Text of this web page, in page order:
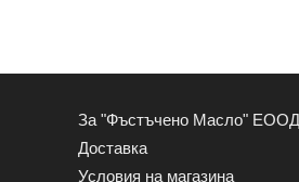
За "Фъстъчено Масло" ЕООД
Доставка
Условия на магазина